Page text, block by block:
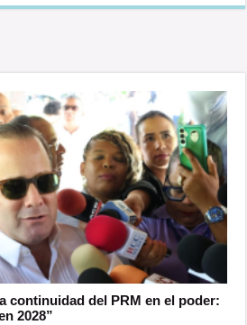
continuidad del PRM en el poder:
2028”